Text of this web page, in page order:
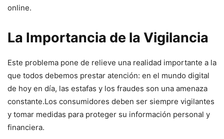
online.
La Importancia de la Vigilancia
Este problema pone de relieve una realidad importante a la
que todos debemos prestar atención: en el mundo digital
de hoy en día, las estafas y los fraudes son una amenaza
constante.Los consumidores deben ser siempre vigilantes
y tomar medidas para proteger su información personal y
financiera.